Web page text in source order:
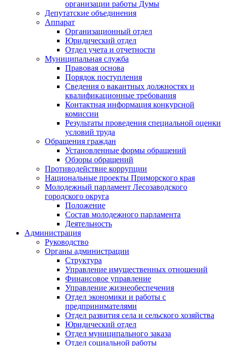
организации работы Думы
Депутатские объединения
Аппарат
Организационный отдел
Юридический отдел
Отдел учета и отчетности
Муниципальная служба
Правовая основа
Порядок поступления
Сведения о вакантных должностях и
квалификационные требования
Контактная информация конкурсной
комиссии
Результаты проведения специальной оценки
условий труда
Обращения граждан
Установленные формы обращений
Обзоры обращений
Противодействие коррупции
Национальные проекты Приморского края
Молодежный парламент Лесозаводского
городского округа
Положение
Состав молодежного парламента
Деятельность
Администрация
Руководство
Органы администрации
Структура
Управление имущественных отношений
Финансовое управление
Управление жизнеобеспечения
Отдел экономики и работы с
предпринимателями
Отдел развития села и сельского хозяйства
Юридический отдел
Отдел муниципального заказа
Отдел социальной работы